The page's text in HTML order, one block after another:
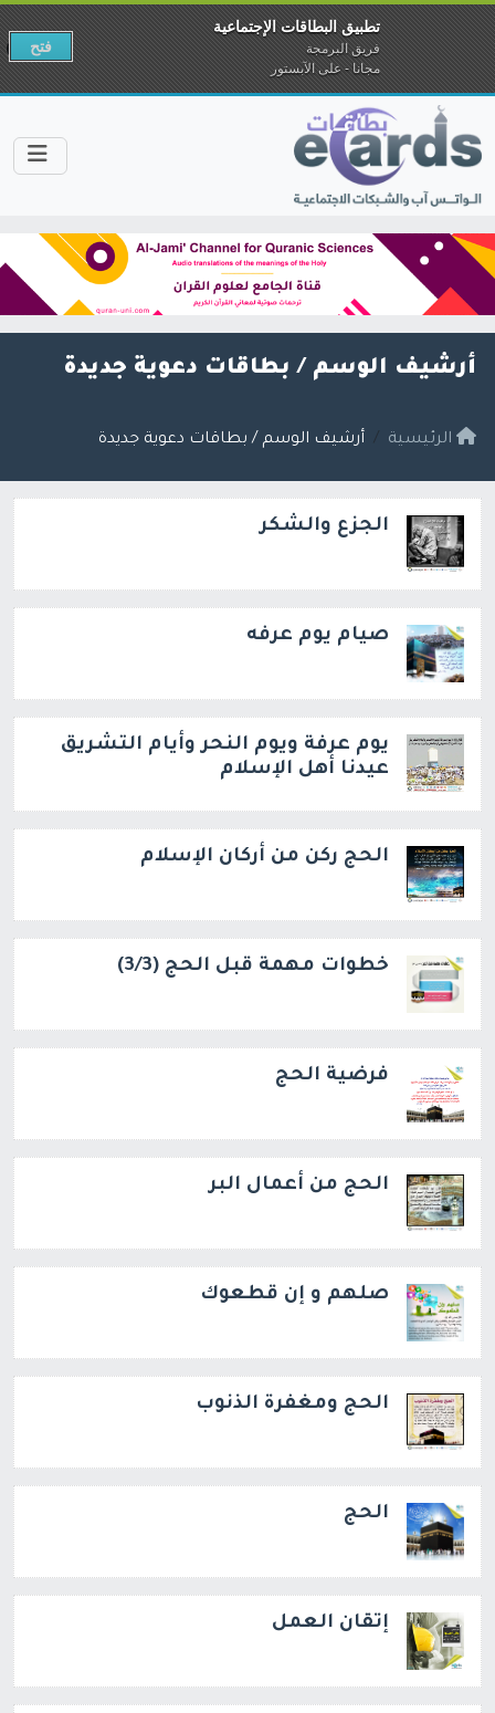
أرشيف الوسم / بطاقات دعوية جديدة
الرئيسية أرشيف الوسم / بطاقات دعوية جديدة
الجزع والشكر
صيام يوم عرفه
يوم عرفة ويوم النحر وأيام التشريق
عيدنا أهل الإسلام
الحج ركن من أركان الإسلام
خطوات مهمة قبل الحج (3/3)
فرضية الحج
الحج من أعمال البر
صلهم و إن قطعوك
الحج ومغفرة الذنوب
الحج
إتقان العمل
تطبيق البطاقات الإجتماعية
فريق البرمجة
مجانا - على الآبستور
فتح